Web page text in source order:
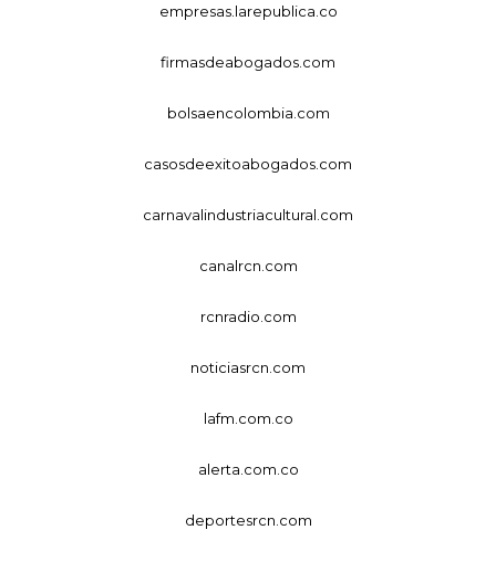
empresas.larepublica.co
firmasdeabogados.com
bolsaencolombia.com
casosdeexitoabogados.com
carnavalindustriacultural.com
canalrcn.com
rcnradio.com
noticiasrcn.com
lafm.com.co
alerta.com.co
deportesrcn.com